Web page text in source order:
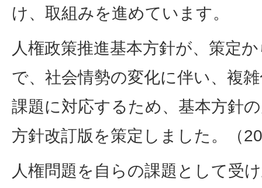
け、取組みを進めています。
人権政策推進基本方針が、策定
で、社会情勢の変化に伴い、複
課題に対応するため、基本方針
方針改訂版を策定しました。（
人権問題を自らの課題として受